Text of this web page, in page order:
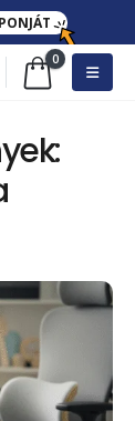
0